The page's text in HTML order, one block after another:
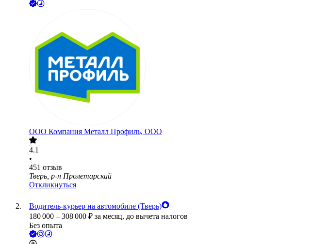
ООО Компания Металл Профиль, OOO
4.1
•
451 отзыв
Тверь, р-н Пролетарский
Откликнуться
Водитель-курьер на автомобиле (Тверь)
180 000 – 308 000 ₽ за месяц, до вычета налогов
Без опыта